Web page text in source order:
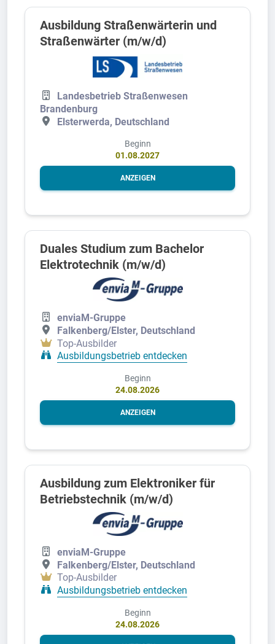
Ausbildung Straßenwärterin und
Straßenwärter (m/w/d)
Landesbetrieb Straßenwesen
Brandenburg
Elsterwerda, Deutschland
Beginn
01.08.2027
ANZEIGEN
Duales Studium zum Bachelor
Elektrotechnik (m/w/d)
enviaM-Gruppe
Falkenberg/Elster, Deutschland
Top-Ausbilder
Ausbildungsbetrieb entdecken
Beginn
24.08.2026
ANZEIGEN
Ausbildung zum Elektroniker für
Betriebstechnik (m/w/d)
enviaM-Gruppe
Falkenberg/Elster, Deutschland
Top-Ausbilder
Ausbildungsbetrieb entdecken
Beginn
24.08.2026